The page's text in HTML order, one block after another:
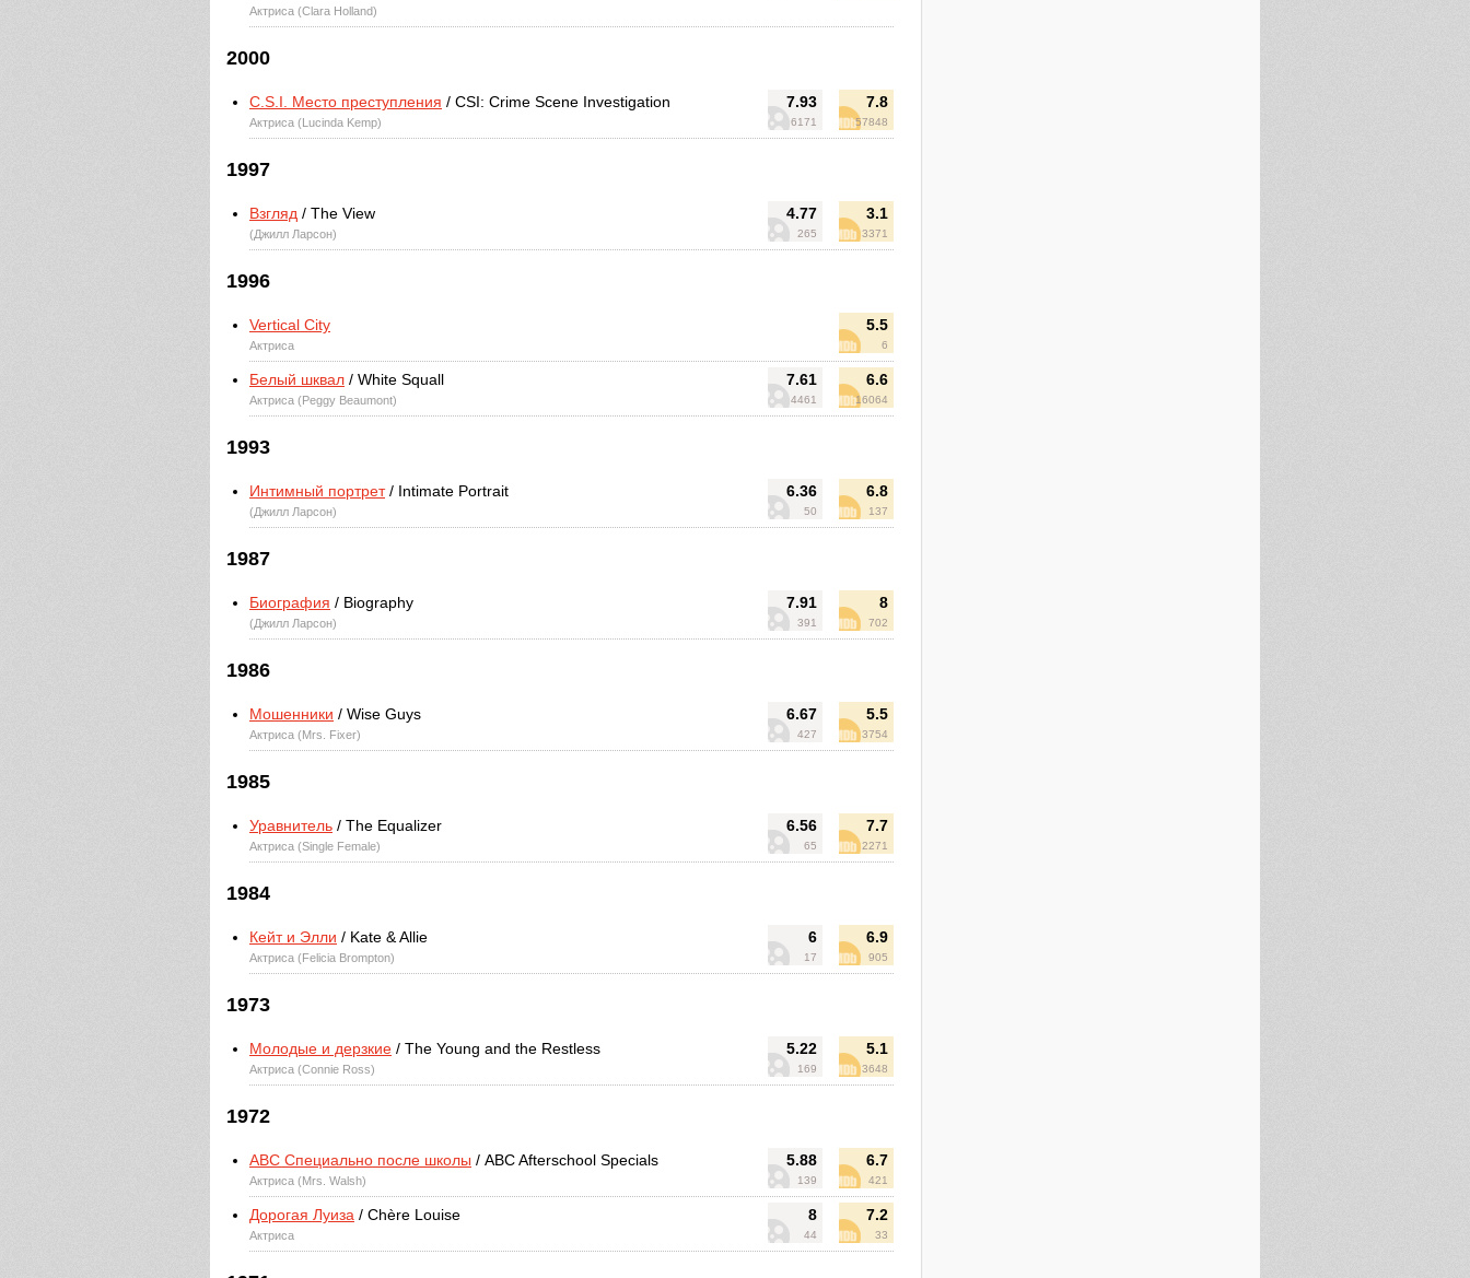
Актриса (Clara Holland)
2000
7.93
6171
7.8
57848
C.S.I. Место преступления / CSI: Crime Scene Investigation
Актриса (Lucinda Kemp)
1997
4.77
265
3.1
3371
Взгляд / The View
(Джилл Ларсон)
1996
5.5
6
Vertical City
Актриса
7.61
4461
6.6
16064
Белый шквал / White Squall
Актриса (Peggy Beaumont)
1993
6.36
50
6.8
137
Интимный портрет/ Intimate Portrait
(Джилл Ларсон)
1987
7.91
391
8
702
Биография / Biography
(Джилл Ларсон)
1986
6.67
427
5.5
3754
Мошенники / Wise Guys
Актриса (Mrs. Fixer)
1985
6.56
65
7.7
2271
Уравнитель / The Equalizer
Актриса (Single Female)
1984
6
17
6.9
905
Кейт и Элли / Kate & Allie
Актриса (Felicia Brompton)
1973
5.22
169
5.1
3648
Молодые и дерзкие / The Young and the Restless
Актриса (Connie Ross)
1972
5.88
139
6.7
421
ABC Специально после школы / ABC Afterschool Specials
Актриса (Mrs. Walsh)
8
44
7.2
33
Дорогая Луиза / Chère Louise
Актриса